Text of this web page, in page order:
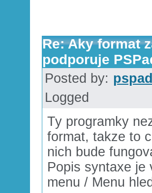
Re: Aky format
podporuje
Posted by:
Logged
Ty programky
format, takze to
nich bude
Popis syntaxe je
menu / Menu